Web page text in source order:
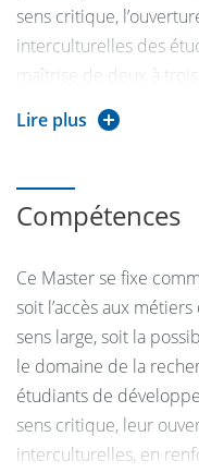
sens critique,
interculturelles des
maîtrise de deux à
les parcours concernés
2024 :
- Parcours Médiation
- Parcours Traduction
Le Parcours
s’adresse à des
les langues-cultures,
en restant
adaptés) à des
Lire plus
Compétences
Ce Master se fixe
soit l’accès aux
sens large, soit la
le domaine de la
étudiants de
sens critique, leur
interculturelles, en